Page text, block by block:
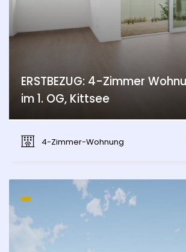
ERSTBEZUG: 4-Zimmer
im 1. OG, Kittsee
4-Zimmer-Wohnung